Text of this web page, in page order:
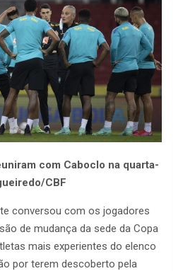
com Caboclo na quarta-
CBF
conversou com os jogadores
de mudança da sede da Copa
mais experientes do elenco
por terem descoberto pela